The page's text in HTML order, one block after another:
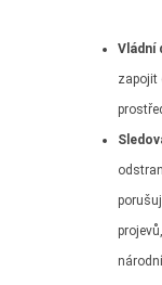
Vládní
zapojit